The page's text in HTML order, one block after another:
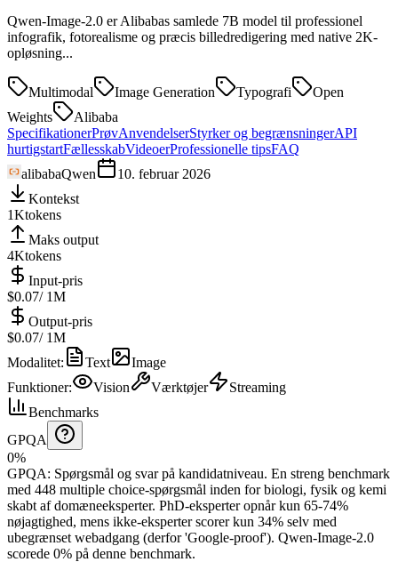
Qwen-Image-2.0 er Alibabas samlede 7B model til professionel
infografik, fotorealisme og præcis billedredigering med native 2K-
opløsning...
Multimodal Image Generation Typografi
Open
Weights
Alibaba
SpecifikationerPrøvAnvendelserStyrker og begrænsningerAPI
hurtigstartFællesskabVideoerProfessionelle tipsFAQ
alibabaQwen
10. februar 2026
Kontekst
1Ktokens
Maks output
4Ktokens
Input-pris
$0.07/ 1M
Output-pris
$0.07/ 1M
Modalitet: Text
Image
Funktioner: Vision Værktøjer
Streaming
Benchmarks
GPQA
0%
GPQA: Spørgsmål og svar på kandidatniveau. En streng benchmark
med 448 multiple choice-spørgsmål inden for biologi, fysik og kemi
skabt af domæneeksperter. PhD-eksperter opnår kun 65-74%
nøjagtighed, mens ikke-eksperter scorer kun 34% selv med
ubegrænset webadgang (derfor 'Google-proof'). Qwen-Image-2.0
scorede 0% på denne benchmark.